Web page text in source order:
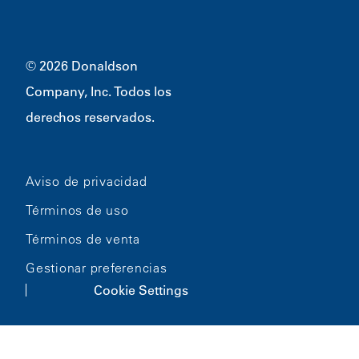
© 2026 Donaldson
Company, Inc. Todos los
derechos reservados.
Aviso de privacidad
Términos de uso
Términos de venta
Gestionar preferencias
Cookie Settings